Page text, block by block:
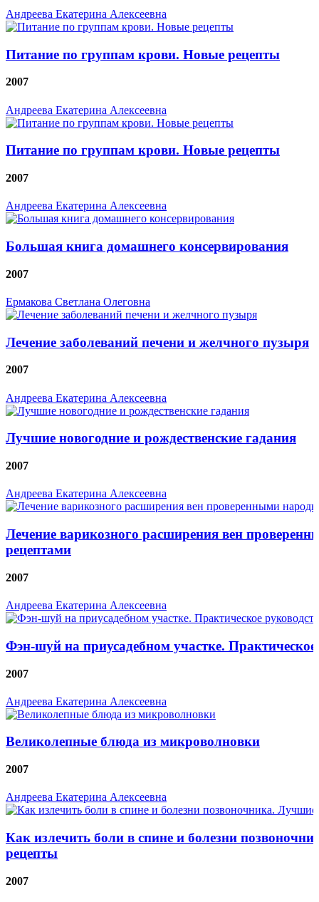
Андреева Екатерина Алексеевна
Питание по группам крови. Новые рецепты
2007
Андреева Екатерина Алексеевна
Питание по группам крови. Новые рецепты
2007
Андреева Екатерина Алексеевна
Большая книга домашнего консервирования
2007
Ермакова Светлана Олеговна
Лечение заболеваний печени и желчного пузыря
2007
Андреева Екатерина Алексеевна
Лучшие новогодние и рождественские гадания
2007
Андреева Екатерина Алексеевна
Лечение варикозного расширения вен
рецептами
2007
Андреева Екатерина Алексеевна
Фэн-шуй на приусадебном участке. Практическое
2007
Андреева Екатерина Алексеевна
Великолепные блюда из микроволновки
2007
Андреева Екатерина Алексеевна
Как излечить боли в спине и болезни
рецепты
2007